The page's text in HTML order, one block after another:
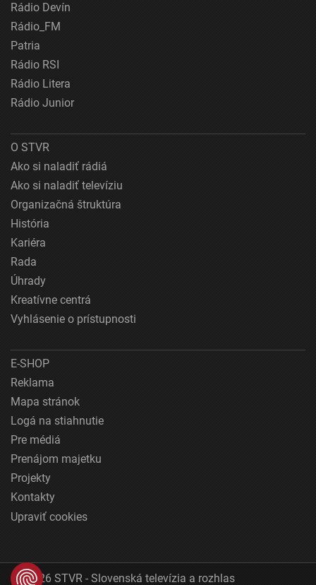
Rádio Devín
Rádio_FM
Patria
Rádio RSI
Rádio Litera
Rádio Junior
O STVR
Ako si naladiť rádiá
Ako si naladiť televíziu
Organizačná štruktúra
História
Kariéra
Rada
Úhrady
Kreatívne centrá
Vyhlásenie o prístupnosti
E-SHOP
Reklama
Mapa stránok
Logá na stiahnutie
Pre médiá
Prenájom majetku
Projekty
Kontakty
Upraviť cookies
© 2026 STVR - Slovenská televízia a rozhlas